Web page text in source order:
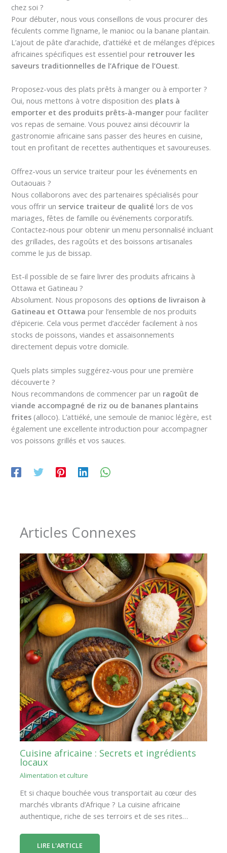
chez soi ?
Pour débuter, nous vous conseillons de vous procurer des
féculents comme l’igname, le manioc ou la banane plantain.
L’ajout de pâte d’arachide, d’attiéké et de mélanges d’épices
africaines spécifiques est essentiel pour retrouver les
saveurs traditionnelles de l’Afrique de l’Ouest.
Proposez-vous des plats prêts à manger ou à emporter ?
Oui, nous mettons à votre disposition des plats à
emporter et des produits prêts-à-manger pour faciliter
vos repas de semaine. Vous pouvez ainsi découvrir la
gastronomie africaine sans passer des heures en cuisine,
tout en profitant de recettes authentiques et savoureuses.
Offrez-vous un service traiteur pour les événements en
Outaouais ?
Nous collaborons avec des partenaires spécialisés pour
vous offrir un service traiteur de qualité lors de vos
mariages, fêtes de famille ou événements corporatifs.
Contactez-nous pour obtenir un menu personnalisé incluant
des grillades, des ragoûts et des boissons artisanales
comme le jus de bissap.
Est-il possible de se faire livrer des produits africains à
Ottawa et Gatineau ?
Absolument. Nous proposons des options de livraison à
Gatineau et Ottawa pour l’ensemble de nos produits
d’épicerie. Cela vous permet d’accéder facilement à nos
stocks de poissons, viandes et assaisonnements
directement depuis votre domicile.
Quels plats simples suggérez-vous pour une première
découverte ?
Nous recommandons de commencer par un ragoût de
viande accompagné de riz ou de bananes plantains
frites (alloco). L’attiéké, une semoule de manioc légère, est
également une excellente introduction pour accompagner
vos poissons grillés et vos sauces.
Articles Connexes
Cuisine africaine : Secrets et ingrédients
locaux
Alimentation et culture
Et si chaque bouchée vous transportait au cœur des
marchés vibrants d’Afrique ? La cuisine africaine
authentique, riche de ses terroirs et de ses rites…
LIRE L'ARTICLE